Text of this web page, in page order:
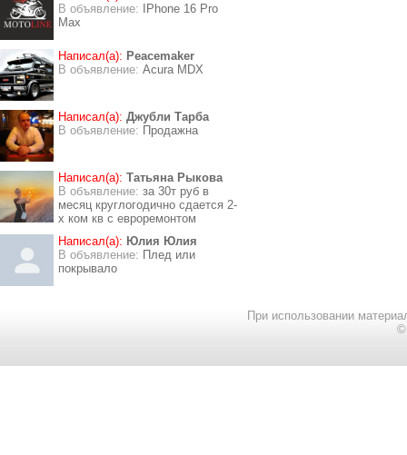
В объявление:
IPhone 16 Pro
Max
Написал(а): Peacemaker
В объявление: Acura MDX
Написал(а): Джубли Тарба
В объявление: Продажна
Написал(а): Татьяна Рыкова
В объявление: за 30т руб в
месяц круглогодично сдается 2-
х ком кв с евроремонтом
Написал(а): Юлия Юлия
В объявление: Плед или
покрывало
При использовании